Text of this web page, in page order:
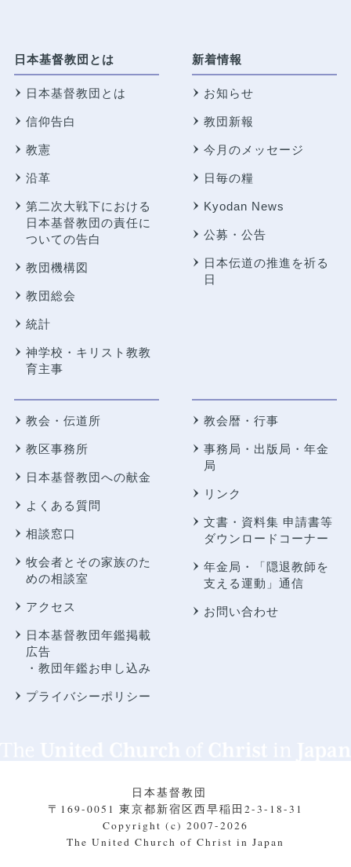
日本基督教団とは
日本基督教団とは
信仰告白
教憲
沿革
第二次大戦下における
日本基督教団の責任に
ついての告白
教団機構図
教団総会
統計
神学校・キリスト教教
育主事
新着情報
お知らせ
教団新報
今月のメッセージ
日毎の糧
Kyodan News
公募・公告
日本伝道の推進を祈る
日
教会・伝道所
教区事務所
日本基督教団への献金
よくある質問
相談窓口
牧会者とその家族のた
めの相談室
アクセス
日本基督教団年鑑掲載
広告
・教団年鑑お申し込み
プライバシーポリシー
教会暦・行事
事務局・出版局・年金
局
リンク
文書・資料集 申請書等
ダウンロードコーナー
年金局・
「隠退教師を
支える運動」通信
お問い合わせ
日本基督教団
〒169-0051 東京都新宿区西早稲田2-3-18-31
Copyright (c) 2007-2026
The United Church of Christ in Japan